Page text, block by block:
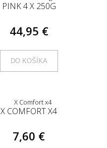
PINK 4 X 250G
44,95 €
DO KOŠÍKA
X COMFORT X4
7,60 €